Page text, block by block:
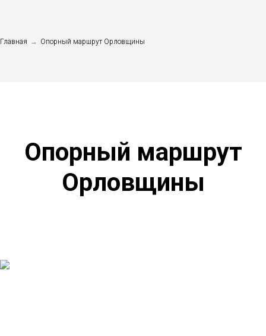
Главная → Опорный маршрут Орловщины
Опорный маршрут
Орловщины